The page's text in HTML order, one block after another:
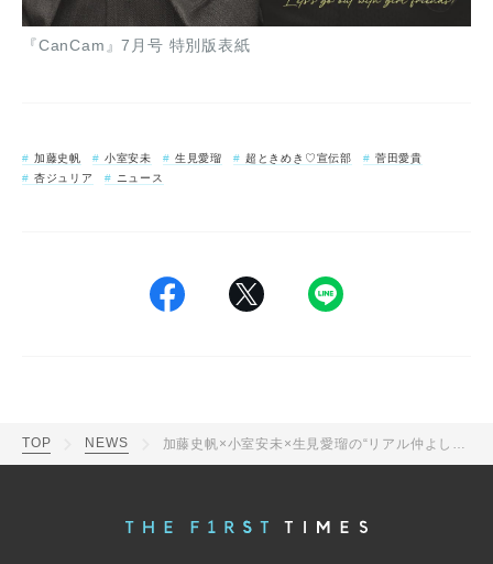
『CanCam』7月号 特別版表紙
加藤史帆 小室安未 生見愛瑠 超ときめき♡宣伝部
菅田愛貴
杏ジュリア
ニュース
TOP NEWS